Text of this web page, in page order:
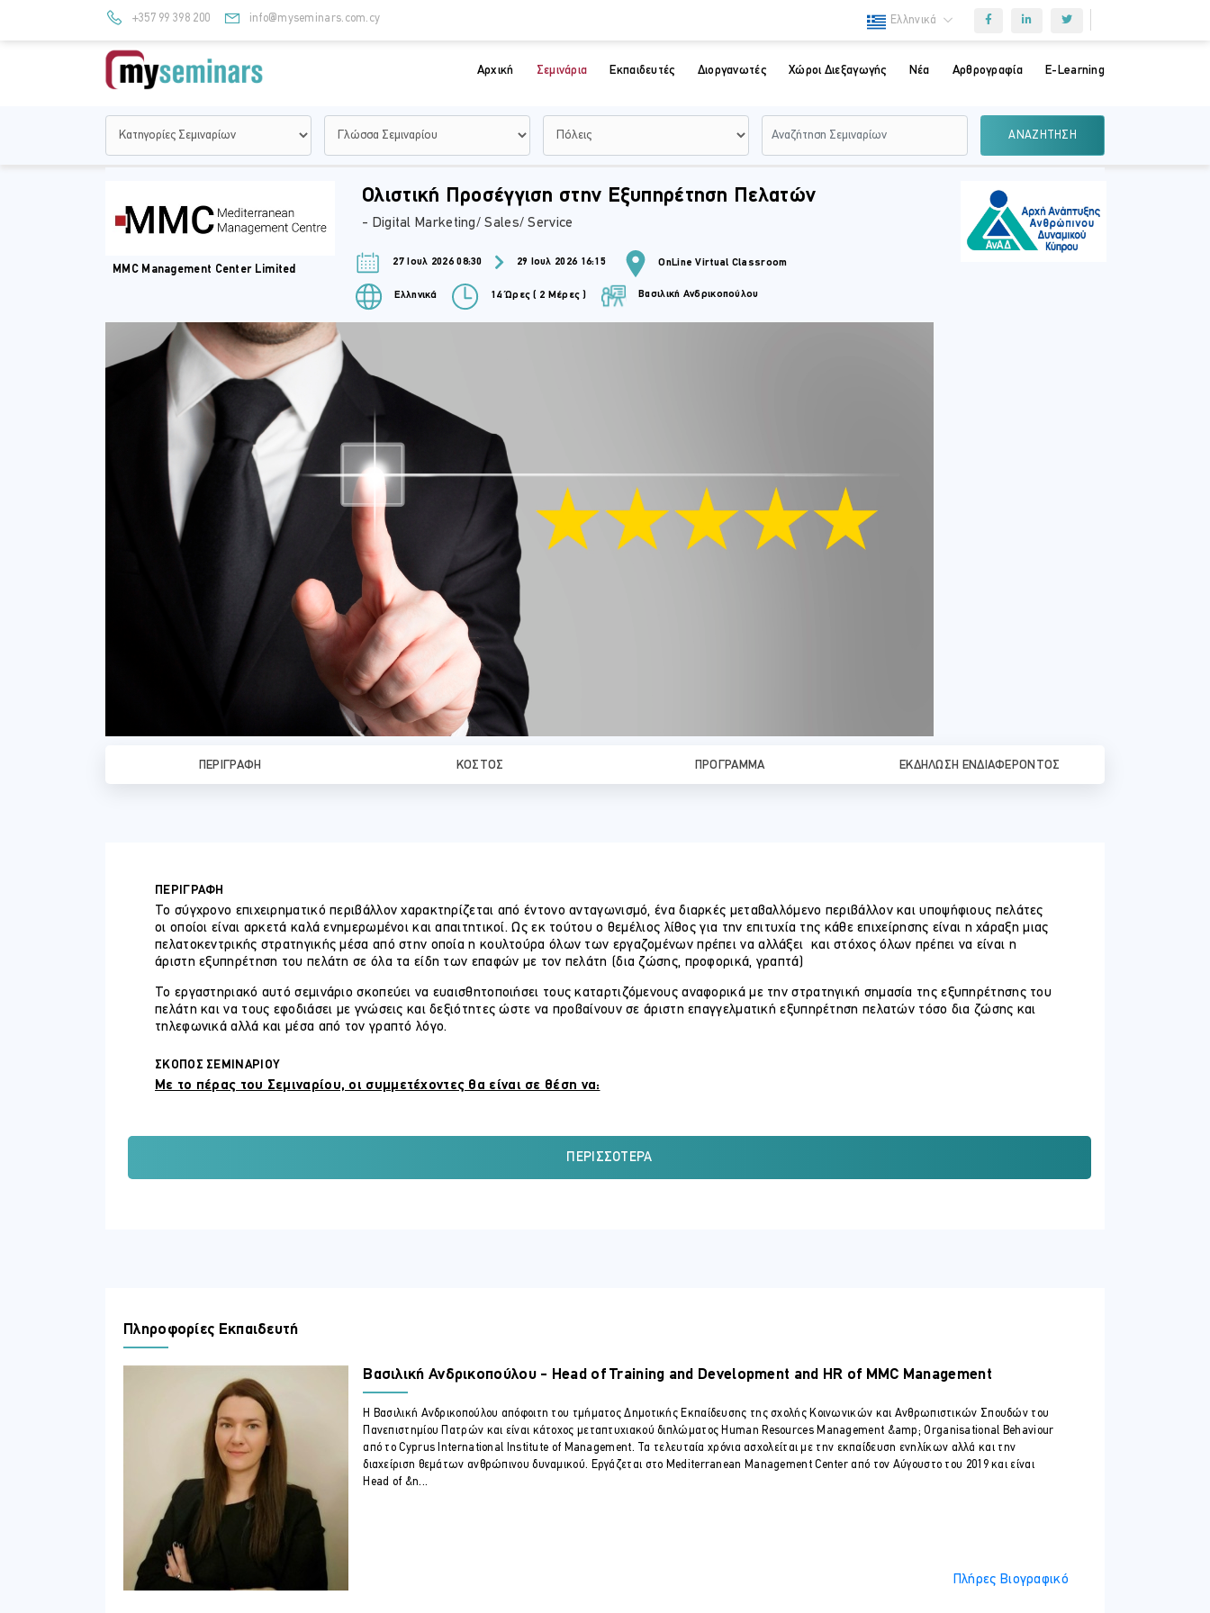
+357 99 398 200 info@myseminars.com.cy Ελληνικά
Αρχική Σεμινάρια Εκπαιδευτές Διοργανωτές Χώροι Διεξαγωγής Νέα Αρθρογραφία E-Learning
ΑΝΑΖΗΤΗΣΗ
MMC Management Center Limited
Ολιστική Προσέγγιση στην Εξυπηρέτηση Πελατών
- Digital Marketing/ Sales/ Service
27 Ιουλ 2026 08:30 29 Ιουλ 2026 16:15 OnLine Virtual Classroom
Ελληνικά 14 Ώρες ( 2 Μέρες ) Βασιλική Ανδρικοπούλου
ΠΕΡΙΓΡΑΦΉ ΚΌΣΤΟΣ ΠΡΌΓΡΑΜΜΑ ΕΚΔΉΛΩΣΗ ΕΝΔΙΑΦΈΡΟΝΤΟΣ
ΠΕΡΙΓΡΑΦΗ
Το σύγχρονο επιχειρηματικό περιβάλλον χαρακτηρίζεται από έντονο ανταγωνισμό, ένα διαρκές μεταβαλλόμενο περιβάλλον και υποψήφιους πελάτες
οι οποίοι είναι αρκετά καλά ενημερωμένοι και απαιτητικοί. Ως εκ τούτου ο θεμέλιος λίθος για την επιτυχία της κάθε επιχείρησης είναι η χάραξη μιας
πελατοκεντρικής στρατηγικής μέσα από στην οποία η κουλτούρα όλων των εργαζομένων πρέπει να αλλάξει και στόχος όλων πρέπει να είναι η
άριστη εξυπηρέτηση του πελάτη σε όλα τα είδη των επαφών με τον πελάτη (δια ζώσης, προφορικά, γραπτά)
Το εργαστηριακό αυτό σεμινάριο σκοπεύει να ευαισθητοποιήσει τους καταρτιζόμενους αναφορικά με την στρατηγική σημασία της εξυπηρέτησης του
πελάτη και να τους εφοδιάσει με γνώσεις και δεξιότητες ώστε να προβαίνουν σε άριστη επαγγελματική εξυπηρέτηση πελατών τόσο δια ζώσης και
τηλεφωνικά αλλά και μέσα από τον γραπτό λόγο.
ΣΚΟΠΟΣ ΣΕΜΙΝΑΡΙΟΥ
Με το πέρας του Σεμιναρίου, οι συμμετέχοντες θα είναι σε θέση να:
εξυπηρέτησης
Χρησιμοποιούν αποτελεσματικά τεχνικές για να εντοπίζουν τις ανάγκες του πελάτη τους και να αναγνωρίζουν τις προσδοκίες του
Αντιμετωπίζουν αποτελεσματικά τον δύσκολο πελάτη
Διεξάγουν μια τηλεφωνική συνδιάλεξη σύμφωνα με μια συγκεκριμένη διαδικασία
Επικοινωνούν με το ενδεδειγμένο ύφος μέσω chat
Ευαισθητοποιούνται ως προς τη σημασία της επαγγελματικής εξυπηρέτησης του πελάτη τόσο δια ζώσης και τηλεφωνικά όσο και γραπτώς
ΣΕ ΠΟΙΟΥΣ ΑΠΕΥΘΥΝΕΤΑΙ
Το εργαστηριακό αυτό σεμινάριο απευθύνεται σε:
Διευθυντές, Βοηθούς Διευθυντές, Τμηματάρχες τμημάτων:
Εξυπηρέτησης πελατών
Τηλεξυπηρέτησης πελατών
Γραπτής επικοινωνίας και εξυπηρέτησης πελατών
Τηλεπωλήσεων
ΠΕΡΙΣΣΌΤΕΡΑ
Πληροφορίες Εκπαιδευτή
Βασιλική Ανδρικοπούλου - Head of Training and Development and HR of MMC Management
Η Βασιλική Ανδρικοπούλου απόφοιτη του τμήματος Δημοτικής Εκπαίδευσης της σχολής Κοινωνικών και Ανθρωπιστικών Σπουδών του
Πανεπιστημίου Πατρών και είναι κάτοχος μεταπτυχιακού διπλώματος Human Resources Management &amp; Organisational Behaviour
από το Cyprus International Institute of Management. Τα τελευταία χρόνια ασχολείται με την εκπαίδευση ενηλίκων αλλά και την
διαχείριση θεμάτων ανθρώπινου δυναμικού. Εργάζεται στo Mediterranean Management Center από τον Αύγουστο του 2019 και είναι
Head of &n...
Πλήρες Βιογραφικό